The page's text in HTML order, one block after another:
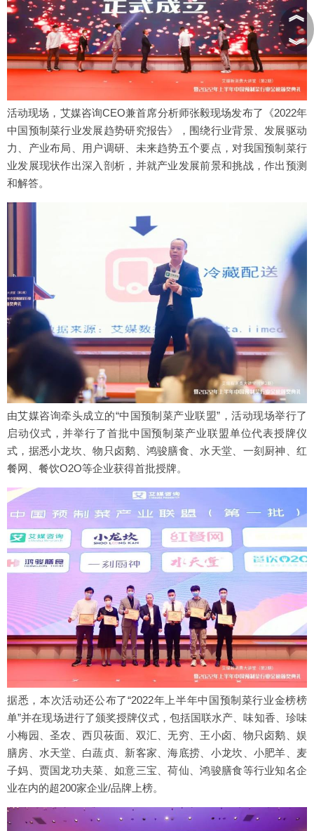
活动现场，艾媒咨询CEO兼首席分析师张毅现场发布了《2022年
中国预制菜行业发展趋势研究报告》，围绕行业背景、发展驱动
力、产业布局、用户调研、未来趋势五个要点，对我国预制菜行
业发展现状作出深入剖析，并就产业发展前景和挑战，作出预测
和解答。
由艾媒咨询牵头成立的“中国预制菜产业联盟”，活动现场举行了
启动仪式，并举行了首批中国预制菜产业联盟单位代表授牌仪
式，据悉小龙坎、物只卤鹅、鸿骏膳食、水天堂、一刻厨神、红
餐网、餐饮O2O等企业获得首批授牌。
据悉，本次活动还公布了“2022年上半年中国预制菜行业金榜榜
单”并在现场进行了颁奖授牌仪式，包括国联水产、味知香、珍味
小梅园、圣农、西贝莜面、双汇、无穷、王小卤、物只卤鹅、娱
膳房、水天堂、白蔬贞、新客家、海底捞、小龙坎、小肥羊、麦
子妈、贾国龙功夫菜、如意三宝、荷仙、鸿骏膳食等行业知名企
业在内的超200家企业/品牌上榜。
︽
︾